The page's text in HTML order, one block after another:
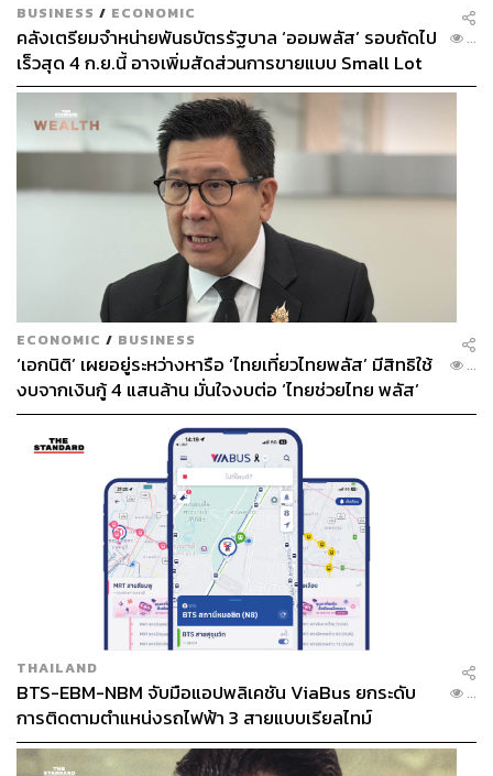
BUSINESS / ECONOMIC
คลังเตรียมจำหน่ายพันธบัตรรัฐบาล ‘ออมพลัส’ รอบถัดไป
เร็วสุด 4 ก.ย.นี้ อาจเพิ่มสัดส่วนการขายแบบ Small Lot
First มากขึ้น
...
ECONOMIC / BUSINESS
‘เอกนิติ’ เผยอยู่ระหว่างหารือ ‘ไทยเที่ยวไทยพลัส’ มีสิทธิใช้
งบจากเงินกู้ 4 แสนล้าน มั่นใจงบต่อ ‘ไทยช่วยไทย พลัส’
เฟส 2 มีเพียงพอ
...
THAILAND
BTS-EBM-NBM จับมือแอปพลิเคชัน ViaBus ยกระดับ
การติดตามตำแหน่งรถไฟฟ้า 3 สายแบบเรียลไทม์
...